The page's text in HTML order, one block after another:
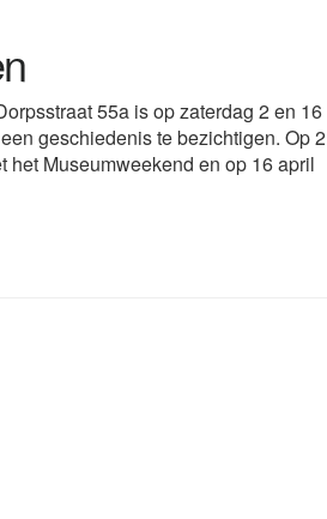
55a is op zaterdag 2 en 16
geschiedenis te bezichtigen. Op 2
het Museumweekend en op 16 april